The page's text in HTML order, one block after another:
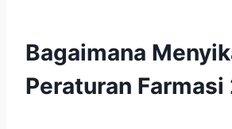
Bagaimana
Peraturan